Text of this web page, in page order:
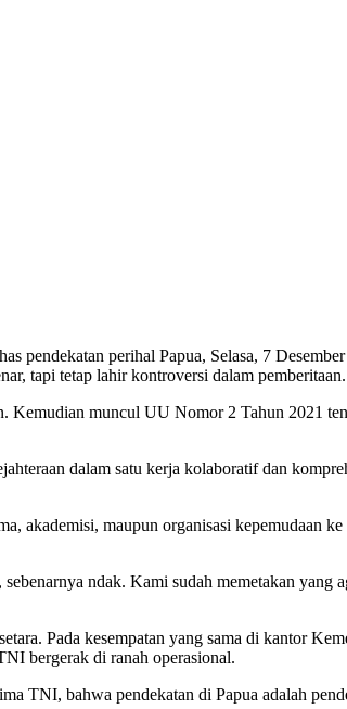
perihal Papua, Selasa, 7
tapi tetap lahir kontroversi dalam pemberitaan.
Kemudian muncul UU Nomor 2 Tahun 2021
dalam satu kerja kolaboratif dan
akademisi, maupun organisasi kepemudaan
ndak. Kami sudah memetakan yang
Pada kesempatan yang sama di kantor
bergerak di ranah operasional.
TNI, bahwa pendekatan di Papua adalah